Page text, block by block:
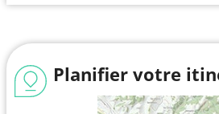
Planifier votre